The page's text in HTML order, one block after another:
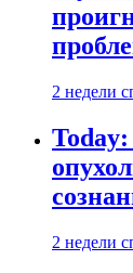
2 недели
2 недели